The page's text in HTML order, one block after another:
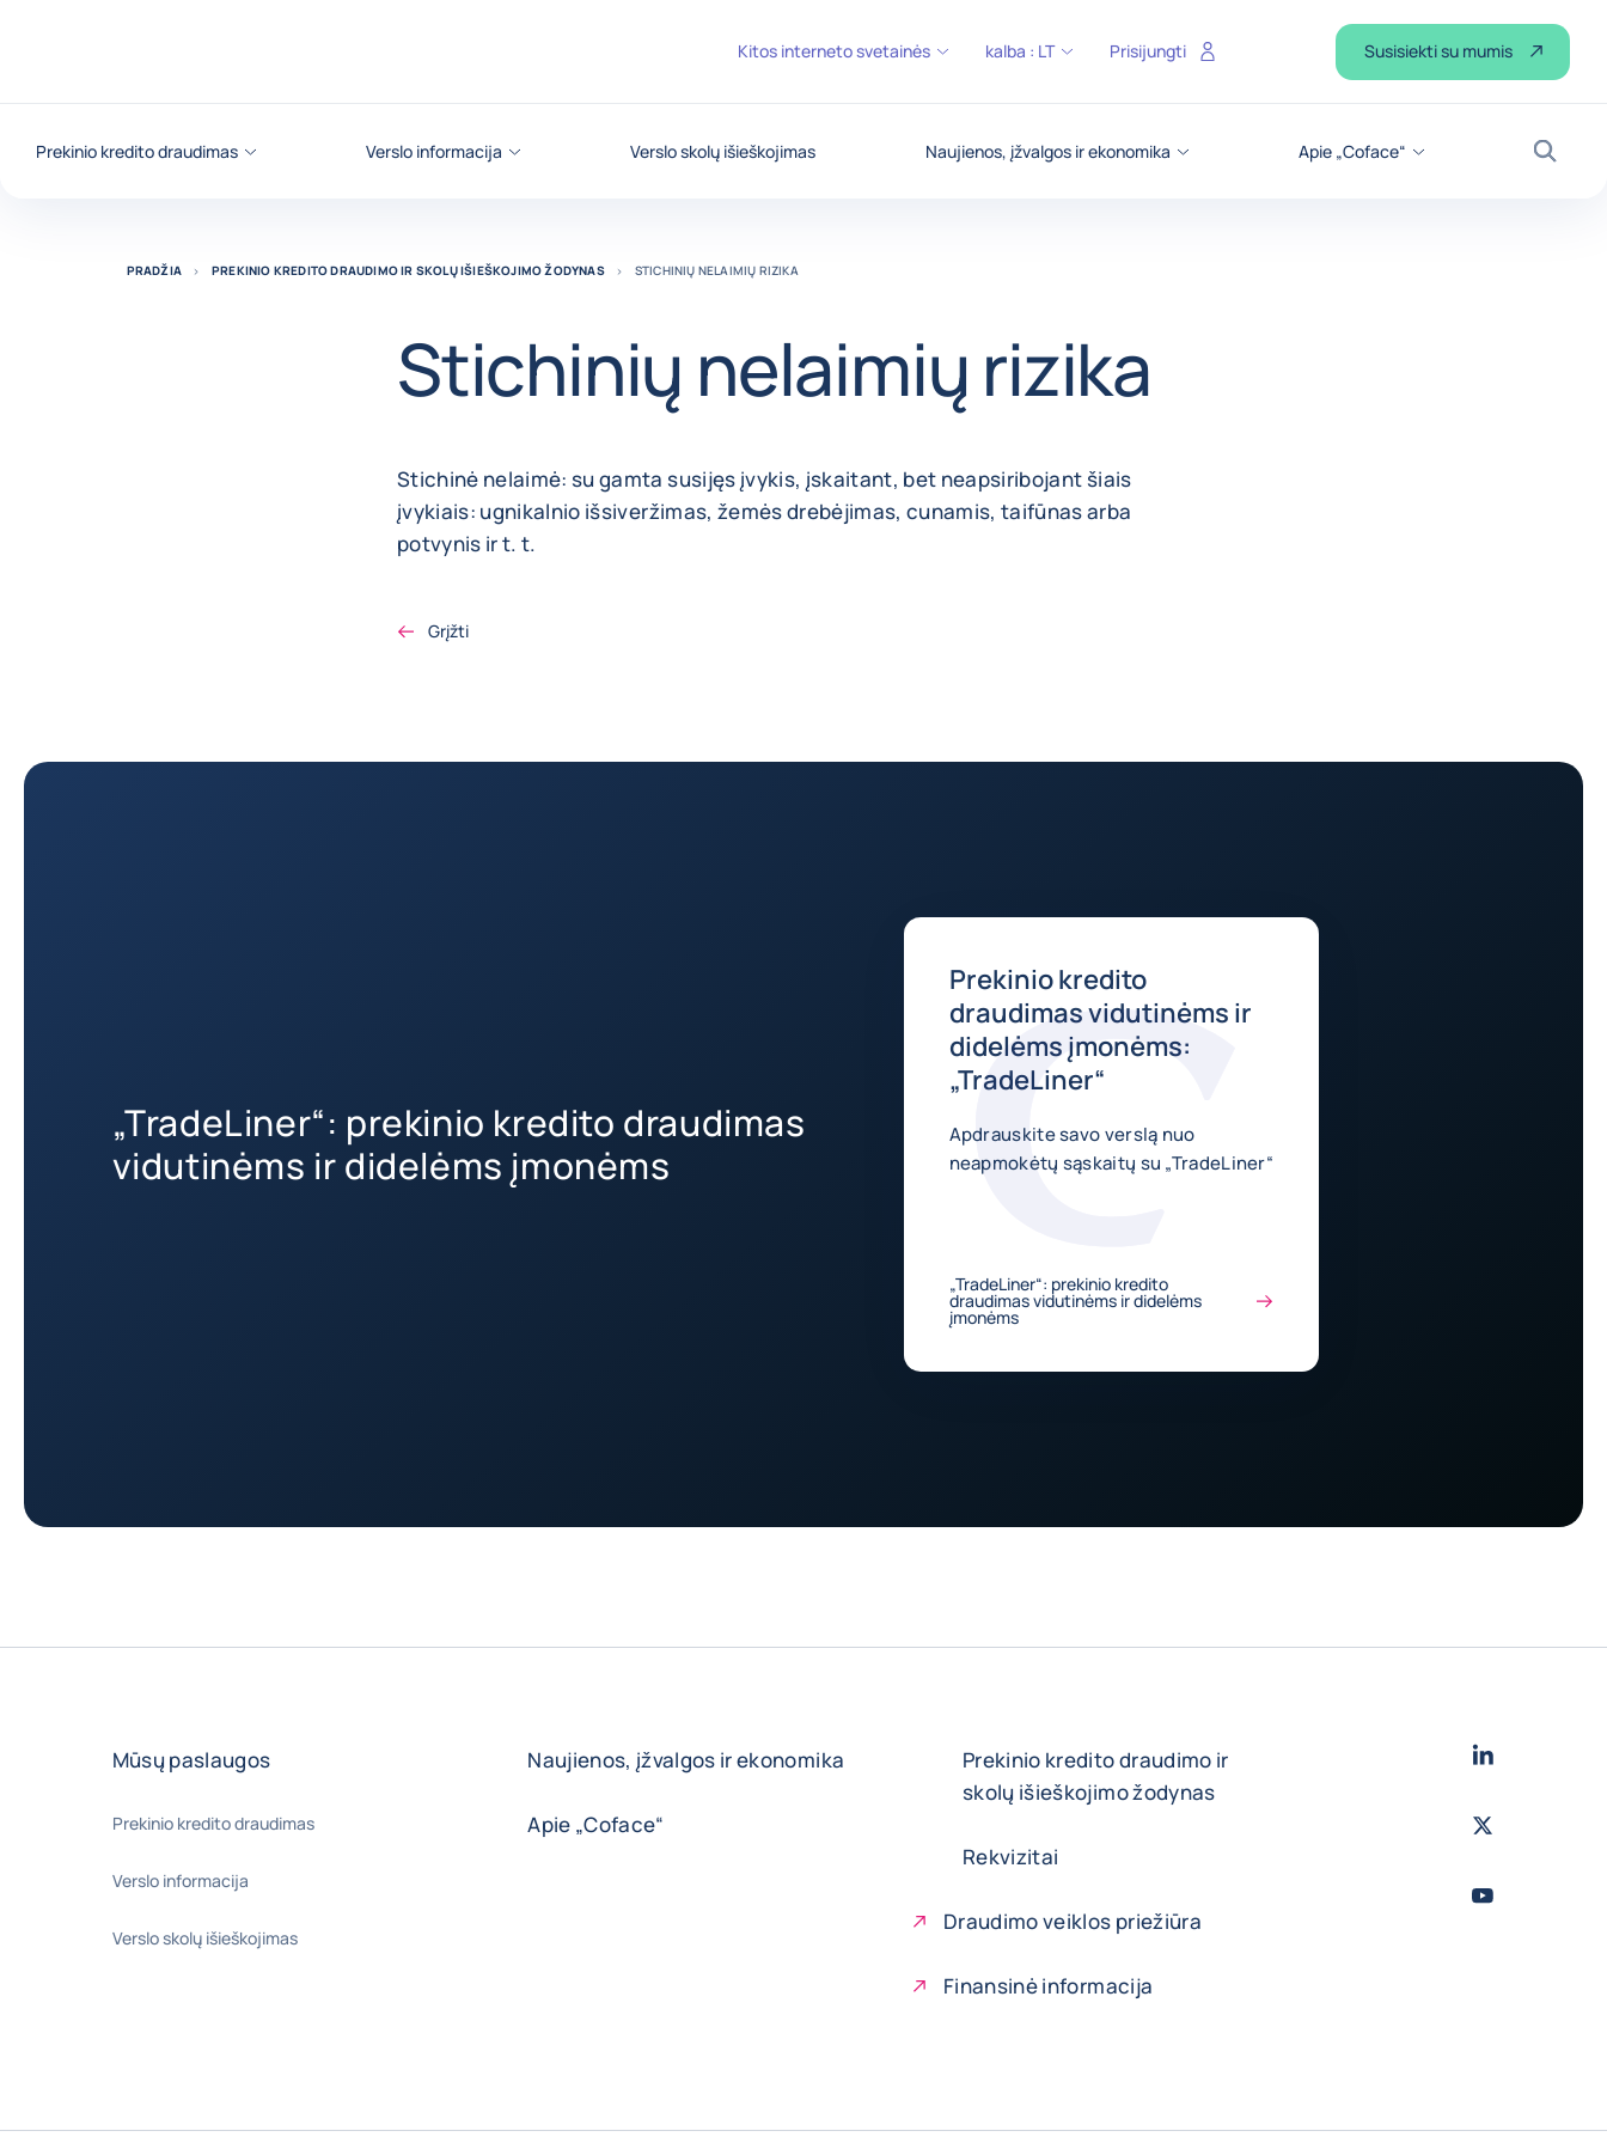
Prekinio kredito draudimas Verslo informacija Verslo skolų išieškojimas Naujienos, įžvalgos ir ekonomika Apie „Coface“
Kitos interneto svetainės kalba : LT Prisijungti Susisiekti su mumis
PRADŽIA PREKINIO KREDITO DRAUDIMO IR SKOLŲ IŠIEŠKOJIMO ŽODYNAS STICHINIŲ NELAIMIŲ RIZIKA
Stichinių nelaimių rizika
Stichinė nelaimė: su gamta susijęs įvykis, įskaitant, bet neapsiribojant šiais
įvykiais: ugnikalnio išsiveržimas, žemės drebėjimas, cunamis, taifūnas arba
potvynis ir t. t.
Grįžti
„TradeLiner“: prekinio kredito draudimas
vidutinėms ir didelėms įmonėms
Prekinio kredito
draudimas vidutinėms ir
didelėms įmonėms:
„TradeLiner“
Apdrauskite savo verslą nuo
neapmokėtų sąskaitų su „TradeLiner“
„TradeLiner“: prekinio kredito
draudimas vidutinėms ir didelėms
įmonėms
Mūsų paslaugos
Prekinio kredito draudimas
Verslo informacija
Verslo skolų išieškojimas
Naujienos, įžvalgos ir ekonomika
Apie „Coface“
Prekinio kredito draudimo ir
skolų išieškojimo žodynas
Rekvizitai
Draudimo veiklos priežiūra
Finansinė informacija
LinkedIn
Twitter
Youtube